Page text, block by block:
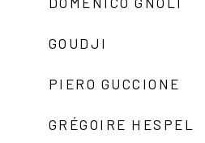
GOUDJI
PIERO GUCCIONE
GRÉGOIRE HESPEL